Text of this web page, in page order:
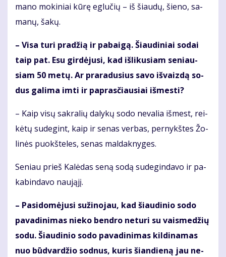
ma­no mo­ki­niai kū­rę eg­lu­čių – iš šiau­dų, šie­no, sa­
ma­nų, ša­kų.
– Vi­sa tu­ri pra­džią ir pa­bai­gą. Šiau­di­niai so­dai
taip pat. Esu gir­dė­ju­si, kad iš­li­ku­siam se­niau­
siam 50 me­tų. Ar pra­ra­du­sius sa­vo iš­vaiz­dą so­
dus ga­li­ma im­ti ir pa­pras­čiau­siai iš­mes­ti?
– Kaip vi­sų sak­ra­lių da­ly­kų so­do ne­va­lia iš­mest, rei­
kė­tų su­de­gint, kaip ir se­nas ver­bas, per­nykš­tes Žo­
li­nės puokš­te­les, se­nas mal­dak­ny­ges.
Se­niau prieš Ka­lė­das se­ną so­dą su­de­gin­da­vo ir pa­
ka­bin­da­vo nau­ją­jį.
– Pa­si­do­mė­ju­si su­ži­no­jau, kad šiau­di­nio so­do
pa­va­di­ni­mas nie­ko ben­dro ne­tu­ri su vais­me­džių
so­du. Šiau­di­nio so­do pa­va­di­ni­mas kil­di­na­mas
nuo būd­var­džio sod­nus, ku­ris šian­die­ną jau ne­